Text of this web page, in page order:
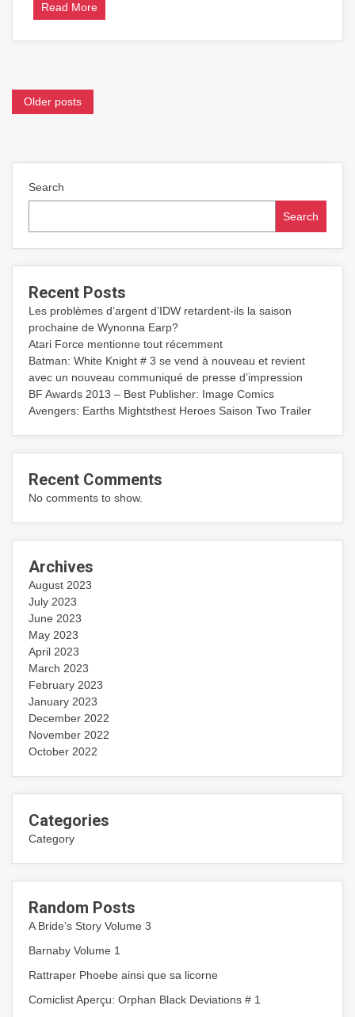
avant
Read More
Posts
Older posts
Search
Search
Recent Posts
Les problèmes d’argent d’IDW retardent-ils la saison
prochaine de Wynonna Earp?
Atari Force mentionne tout récemment
Batman: White Knight # 3 se vend à nouveau et revient
avec un nouveau communiqué de presse d’impression
BF Awards 2013 – Best Publisher: Image Comics
Avengers: Earths Mightsthest Heroes Saison Two Trailer
Recent Comments
No comments to show.
Archives
August 2023
July 2023
June 2023
May 2023
April 2023
March 2023
February 2023
January 2023
December 2022
November 2022
October 2022
Categories
Category
Random Posts
A Bride’s Story Volume 3
Barnaby Volume 1
Rattraper Phoebe ainsi que sa licorne
Comiclist Aperçu: Orphan Black Deviations # 1